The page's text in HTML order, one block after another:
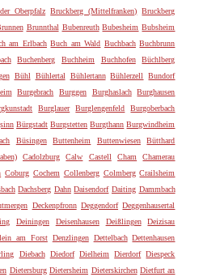
Oberpfalz Bruckberg (Mittelfranken) Bruckberg
Brunnthal Bubenreuth Bubesheim Bubsheim
am Erlbach Buch am Wald Buchbach Buchbrunn
Buchenberg Buchheim Buchhofen
Büchlberg
Bühl Bühlertal Bühlertann Bühlerzell
Bundorf
Burgebrach Burggen Burghaslach
Burghausen
Burglauer Burglengenfeld
Burgoberbach
Bürgstadt Burgstetten Burgthann Burgwindheim
Büsingen Buttenheim Buttenwiesen
Bütthard
Cadolzburg Calw Castell Cham
Chamerau
Coburg Cochem Collenberg Colmberg Crailsheim
Dachsberg Dahn Daisendorf Daiting Dammbach
Deckenpfronn Deggendorf Deggenhausertal
Deiningen Deisenhausen Deißlingen
Deizisau
am Forst Denzlingen Dettelbach Dettenhausen
Diebach Diedorf Dielheim Dierdorf Diespeck
Dietersburg Dietersheim Dieterskirchen Dietfurt an